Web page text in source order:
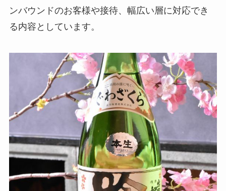
ンバウンドのお客様や接待、幅広い層に対応でき
る内容としています。